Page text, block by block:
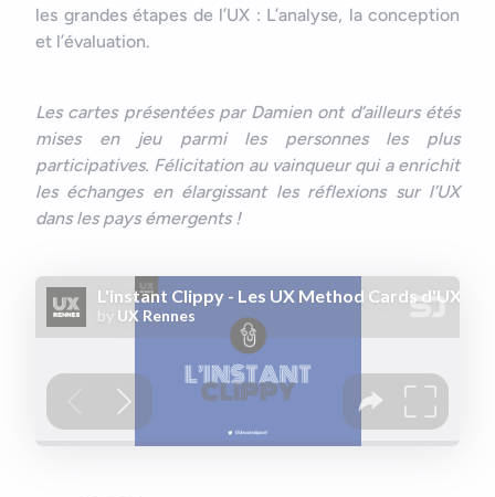
les grandes étapes de l’UX : L’analyse, la conception
et l’évaluation.
Les cartes présentées par Damien ont d’ailleurs étés
mises en jeu parmi les personnes les plus
participatives. Félicitation au vainqueur qui a enrichit
les échanges en élargissant les réflexions sur l’UX
dans les pays émergents !